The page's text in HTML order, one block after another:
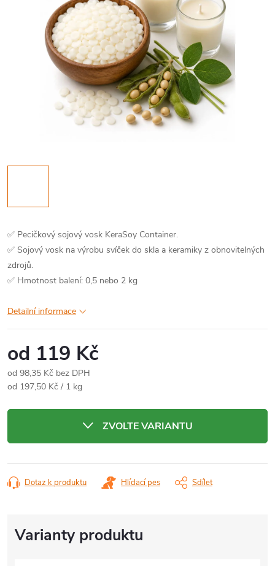
✅ Pecičkový sojový vosk KeraSoy Container.
✅ Sojový vosk na výrobu svíček do skla a keramiky z obnovitelných
zdrojů.
✅ Hmotnost balení: 0,5 nebo 2 kg
Detailní informace
od 119 Kč
od 98,35 Kč bez DPH
Měrná
od 197,50 Kč / 1 kg
ZVOLTE VARIANTU
Dotaz k produktu Hlídací pes Sdílet